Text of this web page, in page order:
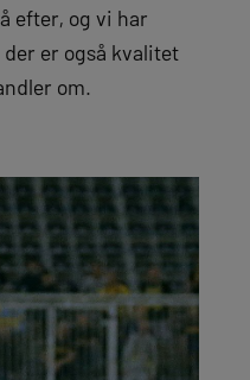
efter, og vi har
er også kvalitet
om.